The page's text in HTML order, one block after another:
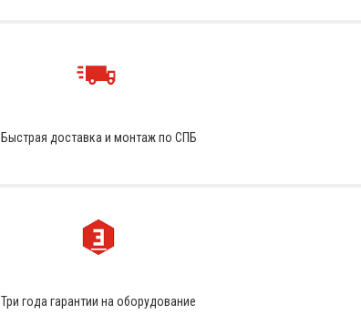
Быстрая доставка и монтаж по СПБ
Три года гарантии на оборудование